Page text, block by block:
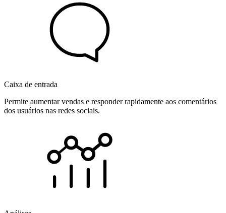
Caixa de entrada
Permite aumentar vendas e responder rapidamente aos comentários
dos usuários nas redes sociais.